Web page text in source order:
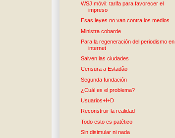
WSJ móvil: tarifa para favorecer el
impreso
Esas leyes no van contra los medios
Ministra cobarde
Para la regeneración del periodismo en
internet
Salven las ciudades
Censura a Estadão
Segunda fundación
¿Cuál es el problema?
Usuarios+I+D
Reconstruir la realidad
Todo esto es patético
Sin disimular ni nada